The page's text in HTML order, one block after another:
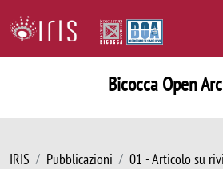
Bicocca Open
IRIS Pubblicazioni 01 - Articolo su